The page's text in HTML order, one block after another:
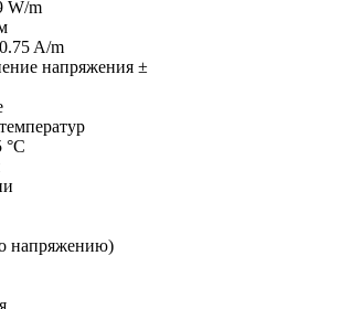
W/m
A/m
напряжения ±
°C